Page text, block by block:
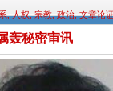
,人权,宗教,政治,文章论
轰秘密审讯